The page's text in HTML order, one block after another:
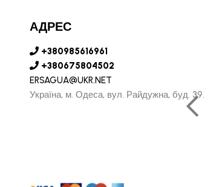
в далечину та
за ним"
АДРЕС
+380985616961
+380675804502
ERSAGUA@UKR.NET
Україна, м. Одеса, вул. Райдужна, буд. 39.